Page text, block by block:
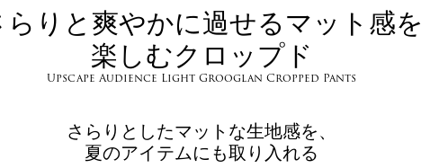
りと爽やかに過せるマット感を
楽しむクロップド
Upscape Audience Light Grooglan Cropped Pants
さらりとしたマットな生地感を、
夏のアイテムにも取り入れる